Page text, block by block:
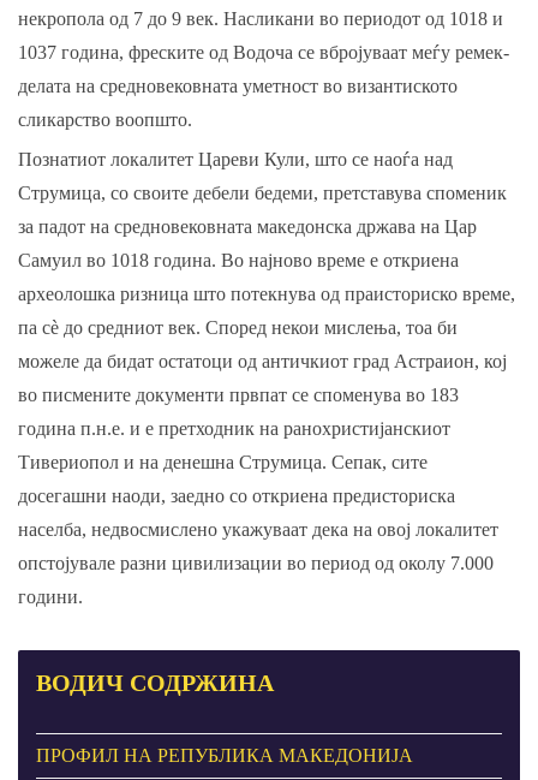
некропола од 7 до 9 век. Насликани во периодот од 1018 и
1037 година, фреските од Водоча се вбројуваат меѓу ремек-
делата на средновековната уметност во византиското
сликарство воопшто.
Познатиот локалитет Цареви Кули, што се наоѓа над
Струмица, со своите дебели бедеми, претставува споменик
за падот на средновековната македонска држава на Цар
Самуил во 1018 година. Во најново време е откриена
археолошка ризница што потекнува од праисториско време,
па сè до средниот век. Според некои мислења, тоа би
можеле да бидат остатоци од античкиот град Астраион, кој
во писмените документи првпат се споменува во 183
година п.н.е. и е претходник на ранохристијанскиот
Тивериопол и на денешна Струмица. Сепак, сите
досегашни наоди, заедно со откриена предисториска
населба, недвосмислено укажуваат дека на овој локалитет
опстојувале разни цивилизации во период од околу 7.000
години.
ВОДИЧ СОДРЖИНА
ПРОФИЛ НА РЕПУБЛИКА МАКЕДОНИЈА